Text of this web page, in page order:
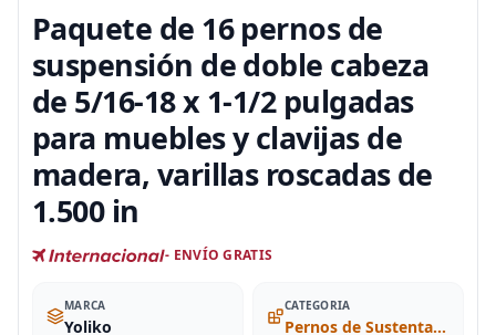
Paquete de 16 pernos de
suspensión de doble cabeza
de 5/16-18 x 1-1/2 pulgadas
para muebles y clavijas de
madera, varillas roscadas de
1.500 in
- ENVÍO GRATIS
MARCA
Yoliko
CATEGORIA
Pernos de Sustentación